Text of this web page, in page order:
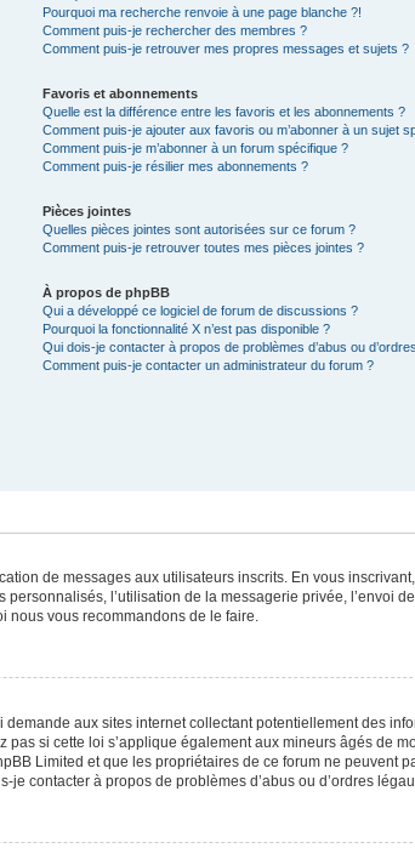
Pourquoi ma recherche renvoie à une page blanche ?!
Comment puis-je rechercher des membres ?
Comment puis-je retrouver mes propres messages et sujets ?
Favoris et abonnements
Quelle est la différence entre les favoris et les abonnements ?
Comment puis-je ajouter aux favoris ou m’abonner à un sujet
Comment puis-je m’abonner à un forum spécifique ?
Comment puis-je résilier mes abonnements ?
Pièces jointes
Quelles pièces jointes sont autorisées sur ce forum ?
Comment puis-je retrouver toutes mes pièces jointes ?
À propos de phpBB
Qui a développé ce logiciel de forum de discussions ?
Pourquoi la fonctionnalité X n’est pas disponible ?
Qui dois-je contacter à propos de problèmes d’abus ou
Comment puis-je contacter un administrateur du forum ?
de messages aux utilisateurs inscrits. En vous
l’utilisation de la messagerie privée, l’envoi
nous vous recommandons de le faire.
aux sites internet collectant potentiellement des
si cette loi s’applique également aux mineurs âgés de
Limited et que les propriétaires de ce forum ne peuvent
contacter à propos de problèmes d’abus ou d’ordres